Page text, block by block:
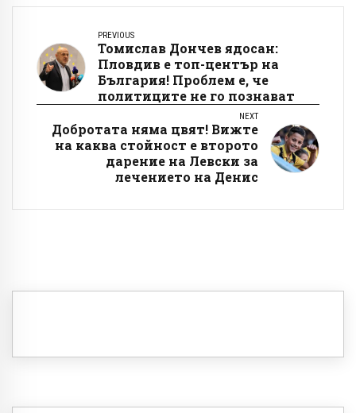
PREVIOUS
Томислав Дончев ядосан:
Пловдив е топ-център на
България! Проблем е, че
политиците не го познават
NEXT
Добротата няма цвят! Вижте
на каква стойност е второто
дарение на Левски за
лечението на Денис